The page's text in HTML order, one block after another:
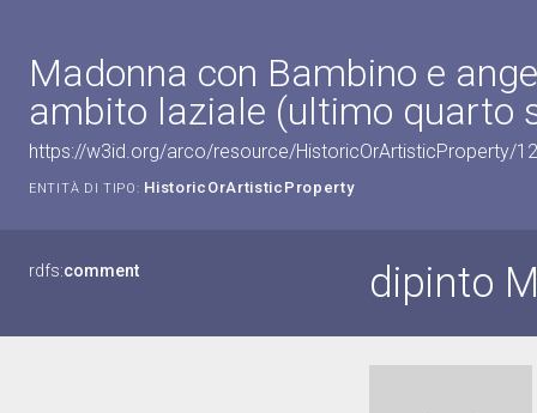
Madonna con Bambino e
ambito laziale (ultimo quarto
https://w3id.org/arco/resource/HistoricOrArtisticProperty/
ENTITÀ DI TIPO: HistoricOrArtisticProperty
rdfs:comment dipinto